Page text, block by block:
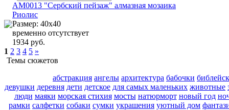
АМ0013 "Сербский пейзаж" алмазная мозаика
Риолис
Размер: 40х40
временно отсутствует
1934 руб.
1 2 3 4 5 »
Темы сюжетов
абстракция ангелы архитектура бабочки
девушки деревня дети детское для самых маленьких животные
люди маяки морская стихия мосты натюрморт новый год
рамки салфетки собаки сумки украшения уютный дом